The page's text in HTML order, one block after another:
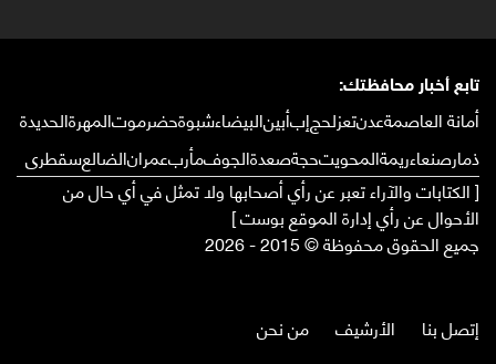
تابع أخبار محافظتك:
أمانة العاصمةعدنتعزلحجإبأبينالبيضاءشبوةحضرموتالمهرةالحديدة
ذمارصنعاءريمةالمحويتحجةصعدةالجوفمأربعمرانالضالعسقطرى
[ الكتابات والآراء تعبر عن رأي أصحابها ولا تمثل في أي حال من
الأحوال عن رأي إدارة الموقع بوست ]
جميع الحقوق محفوظة © 2015 - 2026
إتصل بنا الأرشيف من نحن